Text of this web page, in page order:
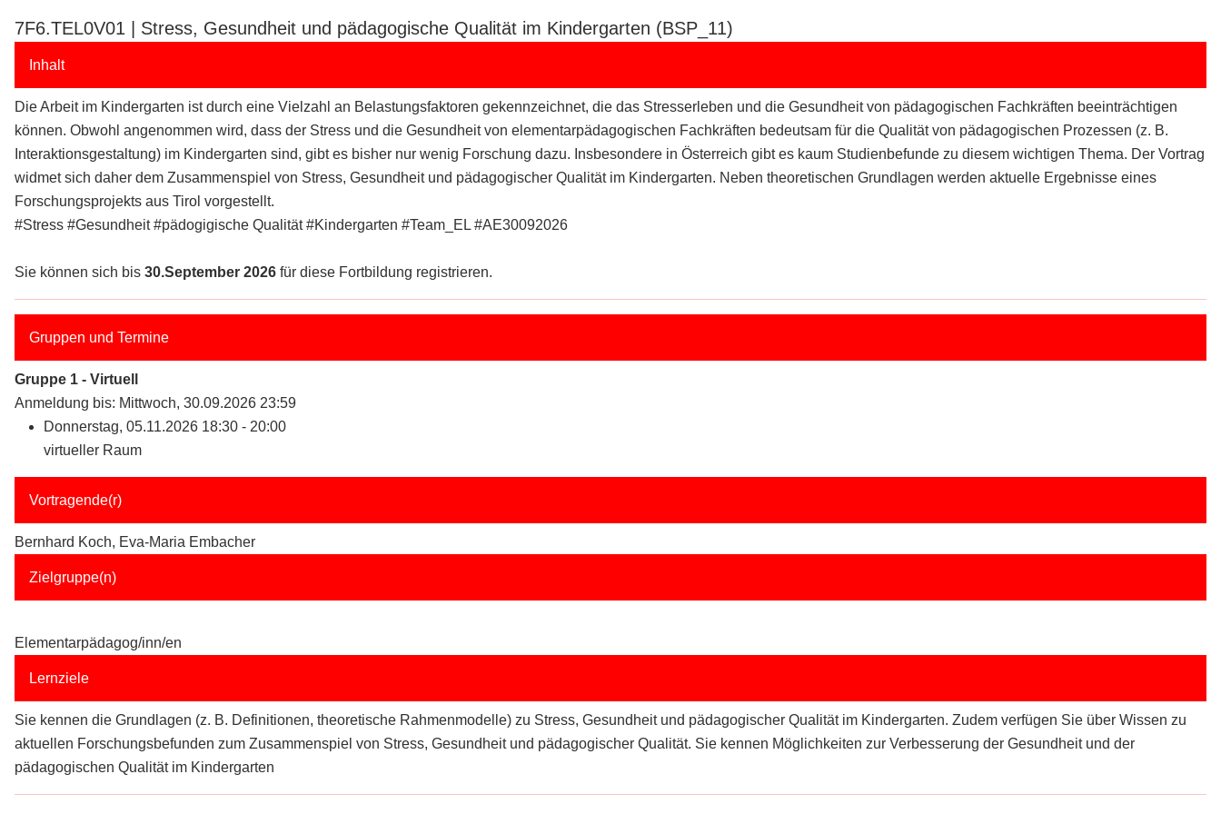
7F6.TEL0V01 | Stress, Gesundheit und pädagogische Qualität im Kindergarten (BSP_11)
Inhalt
Die Arbeit im Kindergarten ist durch eine Vielzahl an Belastungsfaktoren gekennzeichnet, die das Stresserleben und die Gesundheit von pädagogischen Fachkräften beeinträchtigen
können. Obwohl angenommen wird, dass der Stress und die Gesundheit von elementarpädagogischen Fachkräften bedeutsam für die Qualität von pädagogischen Prozessen (z. B.
Interaktionsgestaltung) im Kindergarten sind, gibt es bisher nur wenig Forschung dazu. Insbesondere in Österreich gibt es kaum Studienbefunde zu diesem wichtigen Thema. Der Vortrag
widmet sich daher dem Zusammenspiel von Stress, Gesundheit und pädagogischer Qualität im Kindergarten. Neben theoretischen Grundlagen werden aktuelle Ergebnisse eines
Forschungsprojekts aus Tirol vorgestellt.
#Stress #Gesundheit #pädogigische Qualität #Kindergarten #Team_EL #AE30092026
Sie können sich bis 30.September 2026 für diese Fortbildung registrieren.
Gruppen und Termine
Gruppe 1 - Virtuell
Anmeldung bis: Mittwoch, 30.09.2026 23:59
Donnerstag, 05.11.2026 18:30 - 20:00
virtueller Raum
Vortragende(r)
Bernhard Koch, Eva-Maria Embacher
Zielgruppe(n)
Elementarpädagog/inn/en
Lernziele
Sie kennen die Grundlagen (z. B. Definitionen, theoretische Rahmenmodelle) zu Stress, Gesundheit und pädagogischer Qualität im Kindergarten. Zudem verfügen Sie über Wissen zu
aktuellen Forschungsbefunden zum Zusammenspiel von Stress, Gesundheit und pädagogischer Qualität. Sie kennen Möglichkeiten zur Verbesserung der Gesundheit und der
pädagogischen Qualität im Kindergarten